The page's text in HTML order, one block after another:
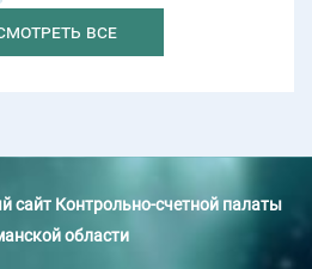
все
сайт Контрольно-счетной палаты
области